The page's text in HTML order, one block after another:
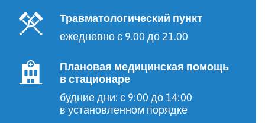
Травматологический пункт
ежедневно с 9.00 до 21.00
Плановая медицинская помощь
в стационаре
будние дни: с 9:00 до 14:00
в установленном порядке